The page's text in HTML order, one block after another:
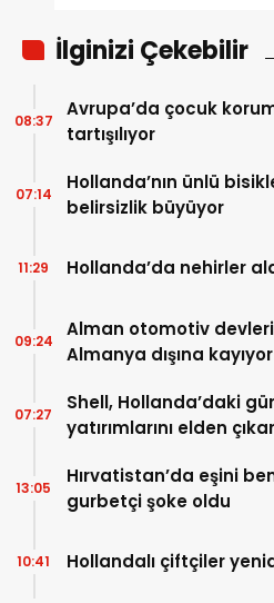
İlginizi Çekebilir
Avrupa’da çocuk
tartışılıyor
08:37
Hollanda’nın ünlü
belirsizlik büyüyor
07:14
Hollanda’da nehirler
11:29
Alman otomotiv
Almanya dışına kayıyor
09:24
Shell, Hollanda’daki
yatırımlarını elden
07:27
Hırvatistan’da eşini
gurbetçi şoke oldu
13:05
Hollandalı çiftçiler
10:41